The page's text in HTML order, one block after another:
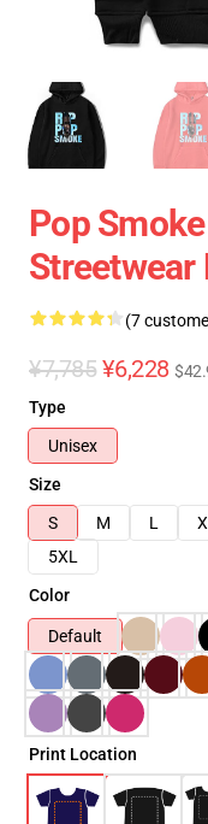
Pop
Streetwear
(7
¥7,785 ¥6,228
Type
Unisex
Size
S
M L
5XL
Color
Default
Print Location